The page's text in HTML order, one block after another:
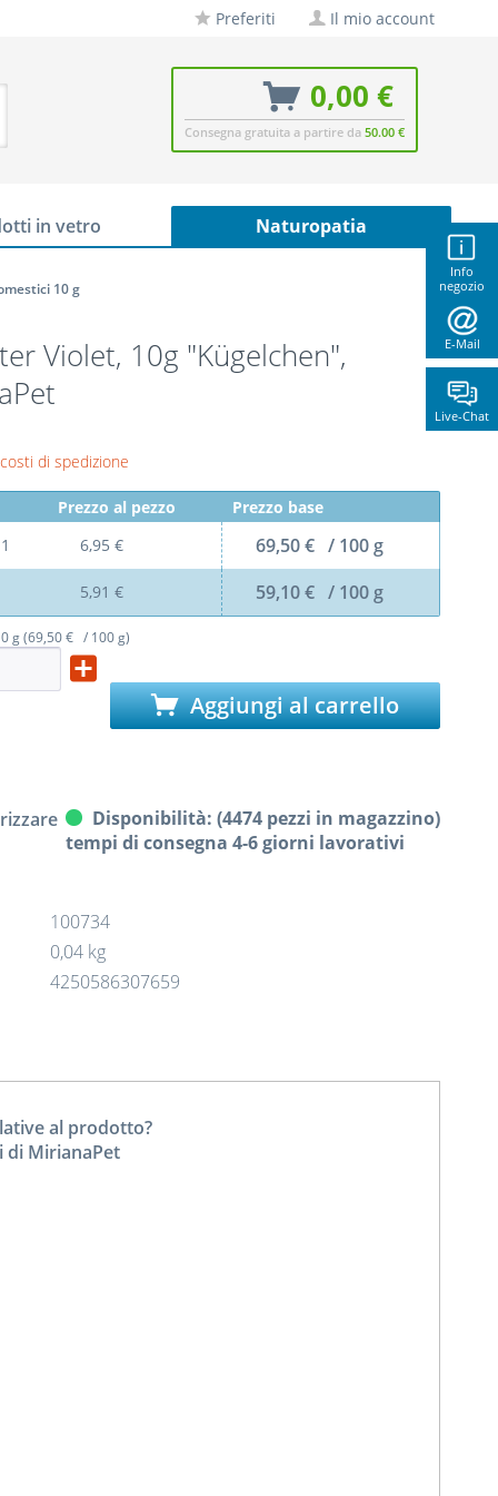
Info
negozio
E-Mail
Live-Chat
Preferiti Il mio account
0,00 €
Consegna gratuita a partire da 50.00 €
in vetro Naturopatia
10 g
Violet, 10g "Kügelchen",
di spedizione
Prezzo al pezzo
Prezzo base
1 6,95 € 69,50 € / 100 g
5,91 € 59,10 € / 100 g
g (69,50 € / 100 g)
Aggiungi al carrello
Disponibilità: (4474 pezzi in magazzino)
tempi di consegna 4-6 giorni lavorativi
100734
0,04 kg
4250586307659
al prodotto?
MirianaPet